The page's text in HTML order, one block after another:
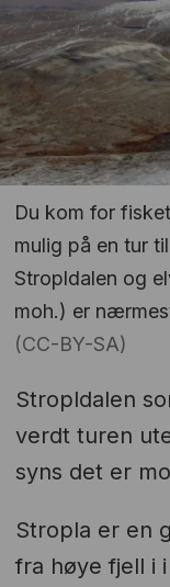
Du kom for
mulig på en tur
Stropldalen og
moh.) er
(CC-BY-SA)
Stropldalen
verdt turen
syns det er
Stropla er en
fra høye fjell i